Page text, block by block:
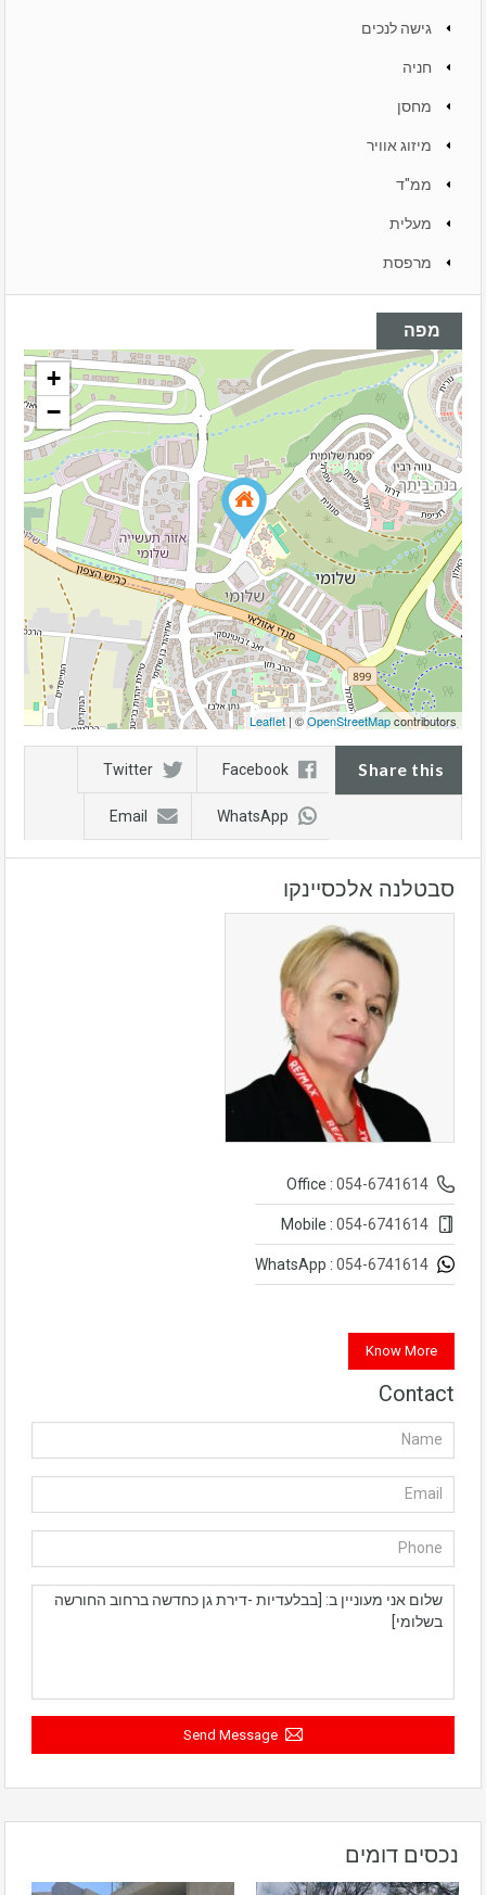
גישה לנכים
חניה
מחסן
מיזוג אוויר
ממ"ד
מעלית
מרפסת
מפה
+
−
Leaflet| ©OpenStreetMapcontributors
Share this
Facebook
Twitter
WhatsApp
Email
סבטלנה אלכסיינקו
054-6741614
054-6741614
054-6741614
Know More
Contact
Send Message
נכסים דומים